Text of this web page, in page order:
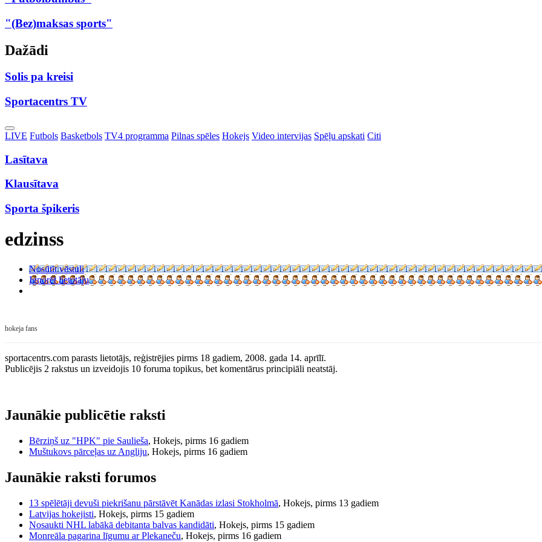
"(Bez)maksas sports"
Dažādi
Solis pa kreisi
Sportacentrs TV
Toggle
Dropdown
LIVE Futbols Basketbols TV4 programma Pilnas spēles Hokejs Video intervijas Spēļu apskati Citi
Lasītava
Klausītava
Sporta špikeris
edzinss
Nosūtīt vēstuli
Ignorēt lietotāju
hokeja fans
sportacentrs.com parasts lietotājs, reģistrējies pirms 18 gadiem, 2008. gada 14. aprīlī.
Publicējis 2 rakstus un izveidojis 10 foruma topikus, bet komentārus principiāli neatstāj.
Jaunākie publicētie raksti
Bērziņš uz "HPK" pie Saulieša, Hokejs, pirms 16 gadiem
Muštukovs pārceļas uz Angliju, Hokejs, pirms 16 gadiem
Jaunākie raksti forumos
13 spēlētāji devuši piekrišanu pārstāvēt Kanādas izlasi Stokholmā, Hokejs, pirms 13 gadiem
Latvijas hokejisti, Hokejs, pirms 15 gadiem
Nosaukti NHL labākā debitanta balvas kandidāti, Hokejs, pirms 15 gadiem
Monreāla pagarina līgumu ar Plekaneču, Hokejs, pirms 16 gadiem